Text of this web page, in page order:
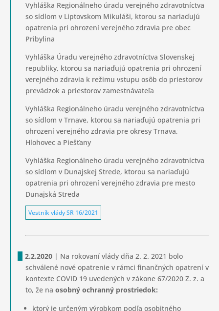
Vyhláška Regionálneho úradu verejného zdravotníctva
so sídlom v Liptovskom Mikuláši, ktorou sa nariaďujú
opatrenia pri ohrození verejného zdravia pre obec
Pribylina
Vyhláška Úradu verejného zdravotníctva Slovenskej
republiky, ktorou sa nariaďujú opatrenia pri ohrození
verejného zdravia k režimu vstupu osôb do priestorov
prevádzok a priestorov zamestnávateľa
Vyhláška Regionálneho úradu verejného zdravotníctva
so sídlom v Trnave, ktorou sa nariaďujú opatrenia pri
ohrození verejného zdravia pre okresy Trnava,
Hlohovec a Piešťany
Vyhláška Regionálneho úradu verejného zdravotníctva
so sídlom v Dunajskej Strede, ktorou sa nariaďujú
opatrenia pri ohrození verejného zdravia pre mesto
Dunajská Streda
Vestník vlády SR 16/2021
2.2.2020 | Na rokovaní vlády dňa 2. 2. 2021 bolo
schválené nové opatrenie v rámci finančných opatrení v
kontexte COVID 19 uvedených v zákone 67/2020 Z. z. a
to, že na osobný ochranný prostriedok:
ktorý je určeným výrobkom podľa osobitného